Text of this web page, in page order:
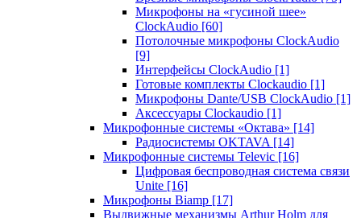
Микрофоны на «гусиной шее»
ClockAudio [60]
Потолочные микрофоны ClockAudio
[9]
Интерфейсы ClockAudio [1]
Готовые комплекты Clockaudio [1]
Микрофоны Dante/USB ClockAudio [1]
Аксессуары Clockaudio [1]
Микрофонные системы «Октава» [14]
Радиосистемы OKTAVA [14]
Микрофонные системы Televic [16]
Цифровая беспроводная система связи
Unite [16]
Микрофоны Biamp [17]
Выдвижные механизмы Arthur Holm для